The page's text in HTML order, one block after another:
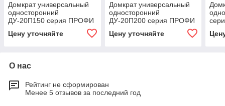
Домкрат универсальный
односторонний
ДУ-20П150 серия ПРОФИ
с пружинным возвратом
штока
Цену уточняйте
Домкрат универсальный
односторонний
ДУ-20П200 серия ПРОФИ
с пружинным возвратом
штока
Цену уточняйте
О нас
Рейтинг не сформирован
Менее 5 отзывов за последний год